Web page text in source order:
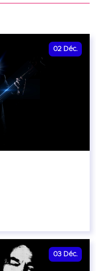
02 Déc.
03 Déc.